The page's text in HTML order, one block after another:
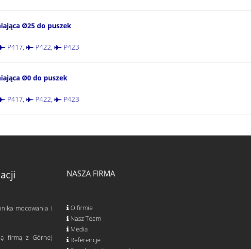
Ø25 do puszek
P417, P422, P423
Ø0 do puszek
P417, P422, P423
mocowania i
firmą z Górnej
NASZA FIRMA
O firmie
Nasz Team
Media
Referencje